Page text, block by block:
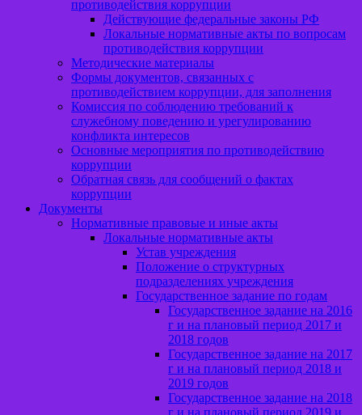
противодействия коррупции
Действующие федеральные законы РФ
Локальные нормативные акты по вопросам
противодействия коррупции
Методические материалы
Формы документов, связанных с
противодействием коррупции, для заполнения
Комиссия по соблюдению требований к
служебному поведению и урегулированию
конфликта интересов
Основные мероприятия по противодействию
коррупции
Обратная связь для сообщений о фактах
коррупции
Документы
Нормативные правовые и иные акты
Локальные нормативные акты
Устав учреждения
Положение о структурных
подразделениях учреждения
Государственное задание по годам
Государственное задание на 2016
г и на плановый период 2017 и
2018 годов
Государственное задание на 2017
г и на плановый период 2018 и
2019 годов
Государственное задание на 2018
г и на плановый период 2019 и